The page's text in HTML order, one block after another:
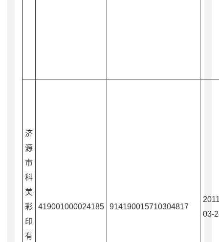
济
源
市
科
美
彩
印
有
419001000024185 914190015710304817
03-